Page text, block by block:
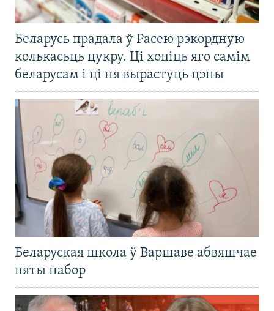
Беларусь прадала ў Расею рэкордную
колькасьць цукру. Ці хопіць яго самім
беларусам і ці ня вырастуць цэны
Беларуская школа ў Варшаве абвяшчае
пяты набор